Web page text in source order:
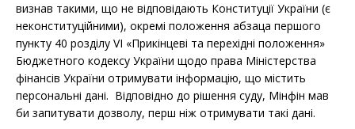
визнав такими, що не відповідають Конституції України (є
неконституційними), окремі положення абзаца першого
пункту 40 розділу VI «Прикінцеві та перехідні положення»
Бюджетного кодексу України щодо права Міністерства
фінансів України отримувати інформацію, що містить
персональні дані. Відповідно до рішення суду, Мінфін мав
би запитувати дозволу, перш ніж отримувати такі дані.